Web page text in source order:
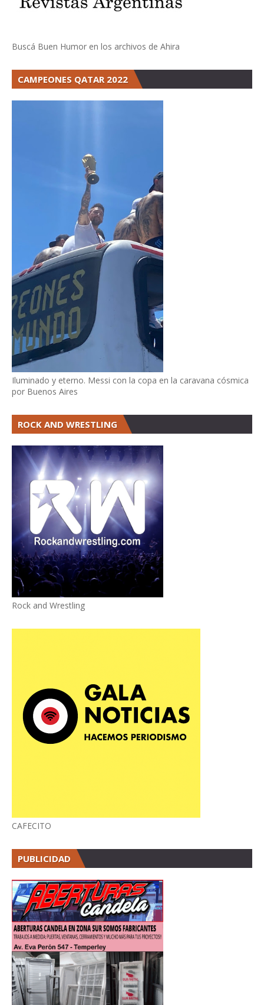
Buscá Buen Humor en los archivos de Ahira
CAMPEONES QATAR 2022
Iluminado y eterno. Messi con la copa en la caravana cósmica
por Buenos Aires
ROCK AND WRESTLING
Rock and Wrestling
CAFECITO
PUBLICIDAD